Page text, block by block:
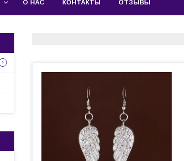
О НАС КОНТАКТЫ ОТЗЫВЫ